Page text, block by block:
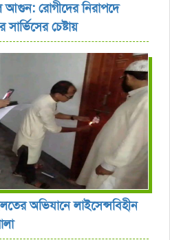
আগুন: রোগীদের নিরাপদে
চেষ্টায়
অভিযানে লাইসেন্সবিহীন